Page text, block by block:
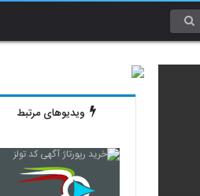
ویدیوهای مرتبط